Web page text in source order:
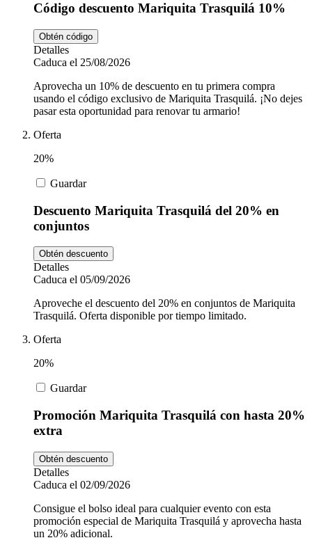
Vueling
El Corte
Inglés
Animales
Código descuento Mariquita Trasquilá 10%
Obtén código
Detalles
Caduca el 25/08/2026
Aprovecha un 10% de descuento en tu primera compra
usando el código exclusivo de Mariquita Trasquilá. ¡No dejes
pasar esta oportunidad para renovar tu armario!
Oferta
20%
Guardar
Descuento Mariquita Trasquilá del 20% en
conjuntos
Obtén descuento
Detalles
Caduca el 05/09/2026
Aproveche el descuento del 20% en conjuntos de Mariquita
Trasquilá. Oferta disponible por tiempo limitado.
Oferta
20%
Guardar
Promoción Mariquita Trasquilá con hasta 20%
extra
Obtén descuento
Detalles
Caduca el 02/09/2026
Consigue el bolso ideal para cualquier evento con esta
promoción especial de Mariquita Trasquilá y aprovecha hasta
un 20% adicional.